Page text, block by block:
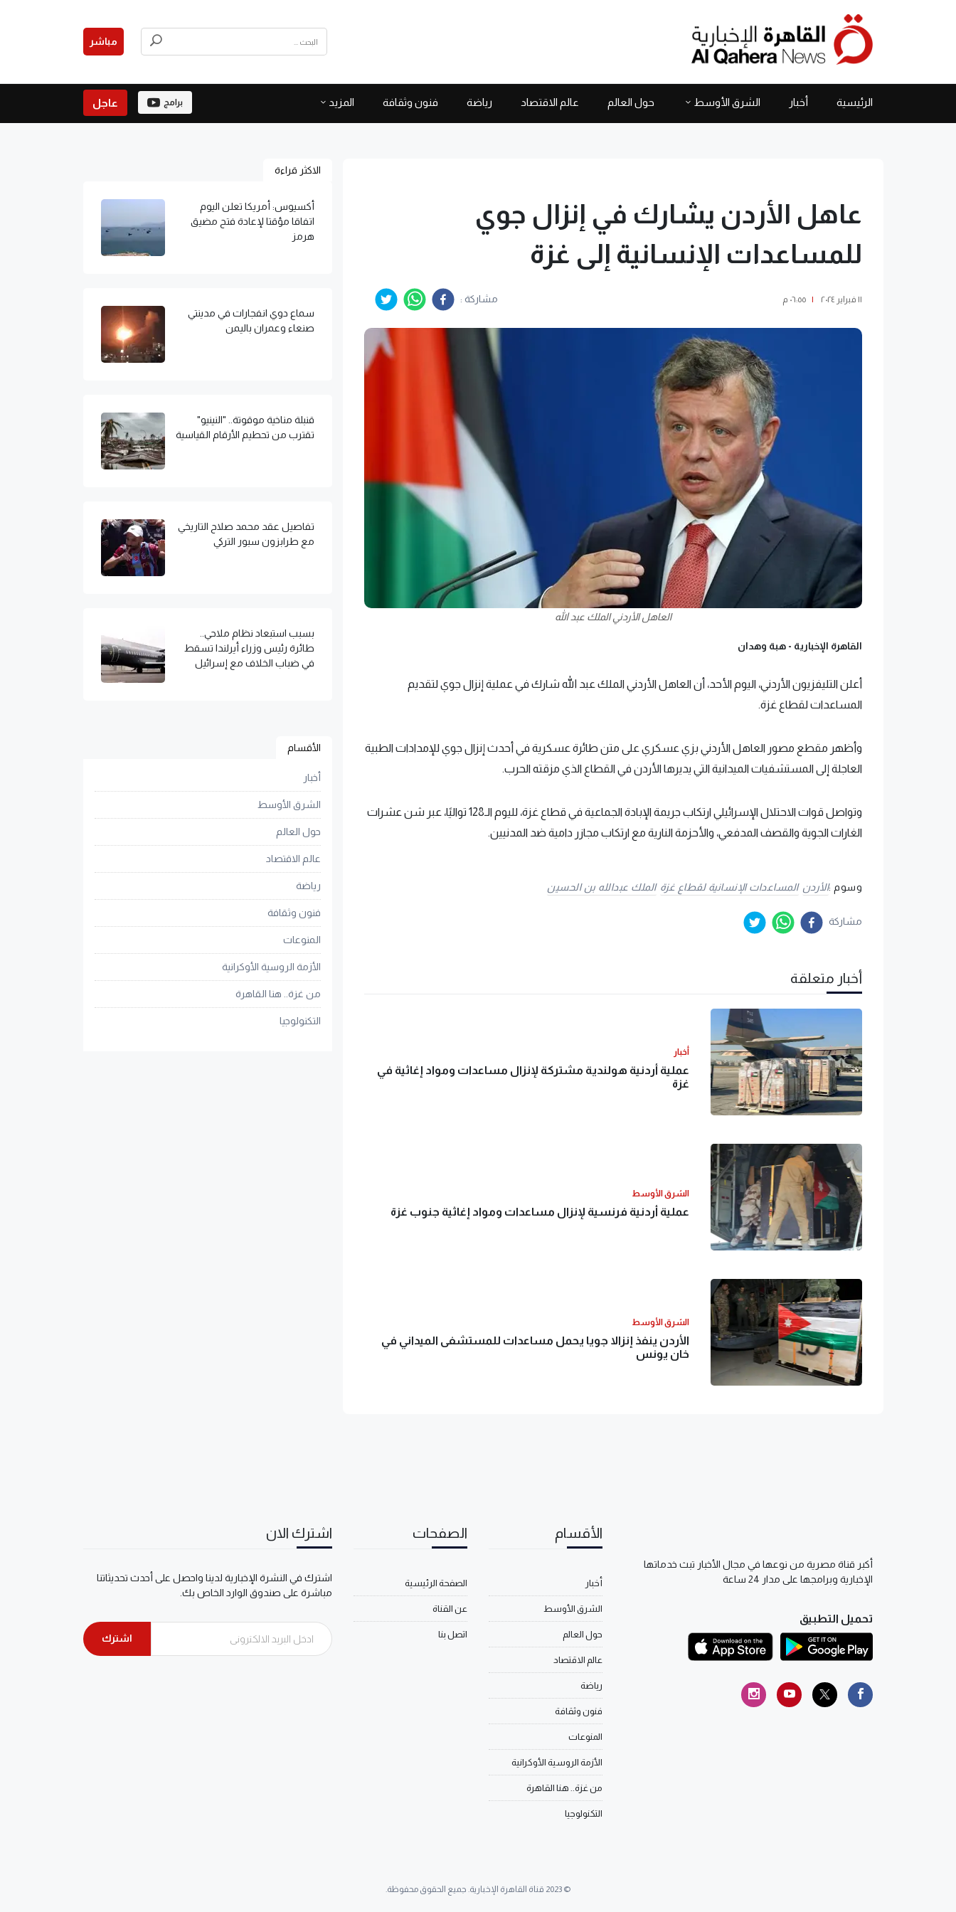
مباشر
الرئيسية أخبار الشرق الأوسط حول العالم عالم الاقتصاد رياضة فنون وثقافة المزيد برامج عاجل
عاهل الأردن يشارك في إنزال جوي
للمساعدات الإنسانية إلى غزة
١١ فبراير ٢٠٢٤ | ٠٦:٥٥ م مشاركة :
العاهل الأردني الملك عبد الله
القاهرة الإخبارية - هبة وهدان
أعلن التليفزيون الأردني، اليوم الأحد، أن العاهل الأردني الملك عبد الله شارك في عملية إنزال جوي لتقديم
المساعدات لقطاع غزة.
وأظهر مقطع مصور العاهل الأردني بزي عسكري على متن طائرة عسكرية في أحدث إنزال جوي للإمدادات الطبية
العاجلة إلى المستشفيات الميدانية التي يديرها الأردن في القطاع الذي مزقته الحرب.
وتواصل قوات الاحتلال الإسرائيلي ارتكاب جريمة الإبادة الجماعية في قطاع غزة، لليوم الـ128 تواليًا، عبر شن عشرات
الغارات الجوية والقصف المدفعي، والأحزمة النارية مع ارتكاب مجازر دامية ضد المدنيين.
وسوم :الأردن المساعدات الإنسانية لقطاع غزة الملك عبدالله بن الحسين
مشاركة
أخبار متعلقة
أخبار
عملية أردنية هولندية مشتركة لإنزال مساعدات ومواد إغاثية في
غزة
الشرق الأوسط
عملية أردنية فرنسية لإنزال مساعدات ومواد إغاثية جنوب غزة
الشرق الأوسط
الأردن ينفذ إنزالا جويا يحمل مساعدات للمستشفى الميداني في
خان يونس
الاكثر قراءة
أكسيوس: أمريكا تعلن اليوم
اتفاقا مؤقتا لإعادة فتح مضيق
هرمز
سماع دوي انفجارات في مدينتي
صنعاء وعمران باليمن
قنبلة مناخية موقوتة.. "النينيو"
تقترب من تحطيم الأرقام القياسية
تفاصيل عقد محمد صلاح التاريخي
مع طرابزون سبور التركي
بسبب استبعاد نظام ملاحي..
طائرة رئيس وزراء أيرلندا تسقط
في ضباب الخلاف مع إسرائيل
الأقسام
أخبار
الشرق الأوسط
حول العالم
عالم الاقتصاد
رياضة
فنون وثقافة
المنوعات
الأزمة الروسية الأوكرانية
من غزة.. هنا القاهرة
التكنولوجيا
أكبر قناة مصرية من نوعها في مجال الأخبار تبث خدماتها
الإخبارية وبرامجها على مدار 24 ساعة
تحميل التطبيق
الأقسام
أخبار
الشرق الأوسط
حول العالم
عالم الاقتصاد
رياضة
فنون وثقافة
المنوعات
الأزمة الروسية الأوكرانية
من غزة.. هنا القاهرة
التكنولوجيا
الصفحات
الصفحة الرئيسية
عن القناة
اتصل بنا
اشترك الان
اشترك في النشرة الإخبارية لدينا واحصل على أحدث تحديثاتنا
مباشرة على صندوق الوارد الخاص بك.
اشترك
© 2023 قناة القاهرة الإخبارية. جميع الحقوق محفوظة.